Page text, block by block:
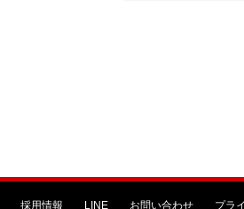
採用情報 LINE お問い合わせ プラ